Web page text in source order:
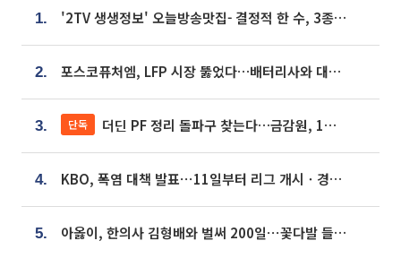
1. '2TV 생생정보' 오늘방송맛집- 결정적 한 수, 3종 메밀면! 메밀 소바 맛집 '의○○○○'
2. 포스코퓨처엠, LFP 시장 뚫었다…배터리사와 대규모 장기 공급 합의
3. 단독 더딘 PF 정리 돌파구 찾는다…금감원, 1년 반 만에 매각설명회 재개
4. KBO, 폭염 대책 발표⋯11일부터 리그 개시ㆍ경기 오후 7시 시작
5. 아옳이, 한의사 김형배와 벌써 200일⋯꽃다발 들고 "프러포즈 아냐"